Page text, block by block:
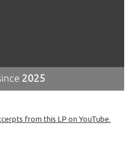
2025
from this LP on YouTube.